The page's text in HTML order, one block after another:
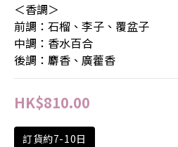
＜香調＞
前調：石榴、李子、覆盆子
中調：香水百合
後調：麝香、廣藿香
HK$810.00
訂貨約7-10日